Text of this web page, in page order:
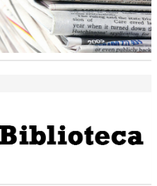
Terzjus: prima riunione a